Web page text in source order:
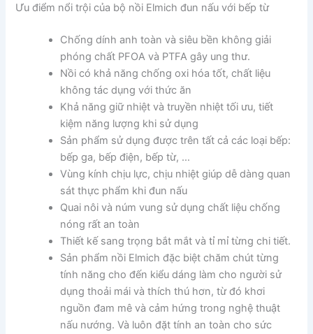
Ưu điểm nổi trội của bộ nồi Elmich đun nấu với bếp từ
Chống dính anh toàn và siêu bền không giải
phóng chất PFOA và PTFA gây ung thư.
Nồi có khả năng chống oxi hóa tốt, chất liệu
không tác dụng với thức ăn
Khả năng giữ nhiệt và truyền nhiệt tối ưu, tiết
kiệm năng lượng khi sử dụng
Sản phẩm sử dụng được trên tất cả các loại bếp:
bếp ga, bếp điện, bếp từ, …
Vùng kính chịu lực, chịu nhiệt giúp dễ dàng quan
sát thực phẩm khi đun nấu
Quai nôi và núm vung sử dụng chất liệu chống
nóng rất an toàn
Thiết kế sang trọng bắt mắt và tỉ mỉ từng chi tiết.
Sản phẩm nồi Elmich đặc biệt chăm chút từng
tính năng cho đến kiểu dáng làm cho người sử
dụng thoải mái và thích thú hơn, từ đó khơi
nguồn đam mê và cảm hứng trong nghệ thuật
nấu nướng. Và luôn đặt tính an toàn cho sức